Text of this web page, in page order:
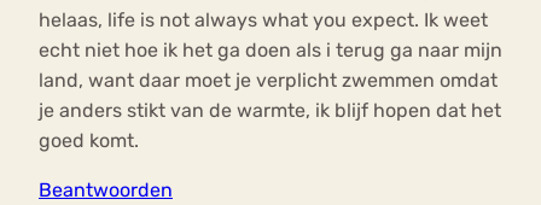
helaas, life is not always what you expect. Ik weet
echt niet hoe ik het ga doen als i terug ga naar mijn
land, want daar moet je verplicht zwemmen omdat
je anders stikt van de warmte, ik blijf hopen dat het
goed komt.
Beantwoorden